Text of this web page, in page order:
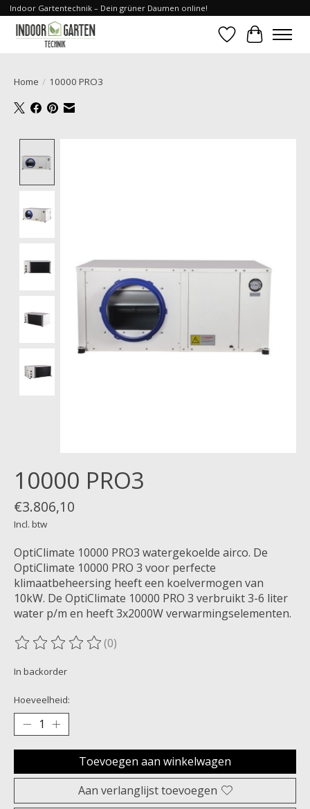
Indoor Gartentechnik – Dein grüner Daumen online!
Verlanglijst
Home / 10000 PRO3
10000 PRO3
€3.806,10
Incl. btw
OptiClimate 10000 PRO3 watergekoelde airco. De
OptiClimate 10000 PRO 3 voor perfecte
klimaatbeheersing heeft een koelvermogen van
10kW. De OptiClimate 10000 PRO 3 verbruikt 3-6 liter
water p/m en heeft 3x2000W verwarmingselementen.
De beoordeling van dit product is
(0)
In backorder
Hoeveelheid:
Toevoegen aan winkelwagen
Aan verlanglijst toevoegen